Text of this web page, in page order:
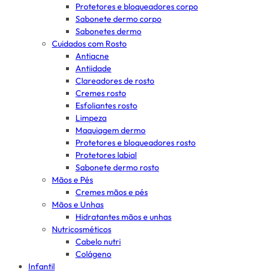
Protetores e bloqueadores corpo
Sabonete dermo corpo
Sabonetes dermo
Cuidados com Rosto
Antiacne
Antiidade
Clareadores de rosto
Cremes rosto
Esfoliantes rosto
Limpeza
Maquiagem dermo
Protetores e bloqueadores rosto
Protetores labial
Sabonete dermo rosto
Mãos e Pés
Cremes mãos e pés
Mãos e Unhas
Hidratantes mãos e unhas
Nutricosméticos
Cabelo nutri
Colágeno
Infantil